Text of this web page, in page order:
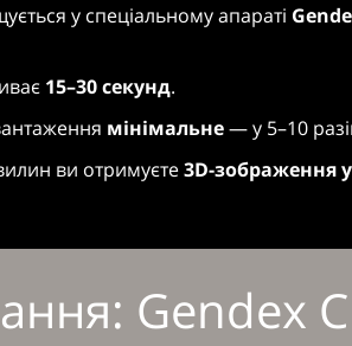
у спеціальному апараті
15–30 секунд.
мінімальне— у 5–10
ви отримуєте3D-зображення
Gendex